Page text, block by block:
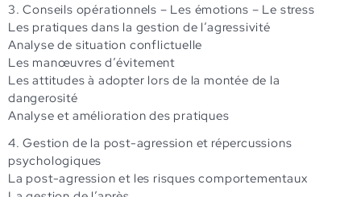
3. Conseils opérationnels – Les émotions – Le stress
Les pratiques dans la gestion de l’agressivité
Analyse de situation conflictuelle
Les manœuvres d’évitement
Les attitudes à adopter lors de la montée de la
dangerosité
Analyse et amélioration des pratiques
4. Gestion de la post-agression et répercussions
psychologiques
La post-agression et les risques comportementaux